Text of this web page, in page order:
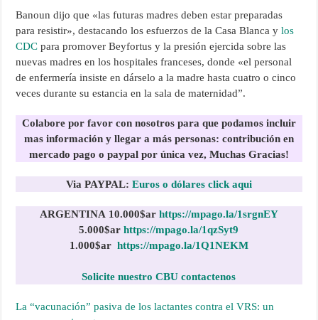
Banoun dijo que «las futuras madres deben estar preparadas
para resistir», destacando los esfuerzos de la Casa Blanca ylos
CDC para promover Beyfortus y la presión ejercida sobre las
nuevas madres en los hospitales franceses, donde «el personal
de enfermería insiste en dárselo a la madre hasta cuatro o cinco
veces durante su estancia en la sala de maternidad”.
Colabore por favor con nosotros para que podamos incluir
mas información y llegar a más personas: contribución en
mercado pago o paypal por única vez, Muchas Gracias!
Via PAYPAL: Euros o dólares click aqui
ARGENTINA 10.000$ar https://mpago.la/1srgnEY
5.000$arhttps://mpago.la/1qzSyt9
1.000$ar https://mpago.la/1Q1NEKM
Solicite nuestro CBU contactenos
La “vacunación” pasiva de los lactantes contra el VRS: un